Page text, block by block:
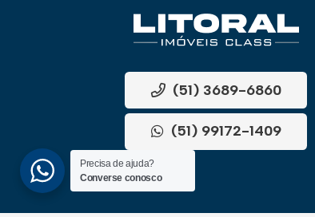
(51) 3689-6860
(51) 99172-1409
Precisa de ajuda?
Converse conosco